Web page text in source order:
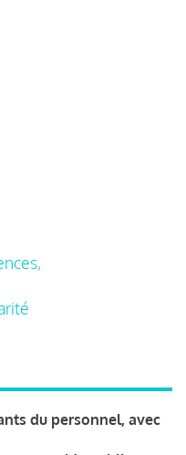
du personnel, avec